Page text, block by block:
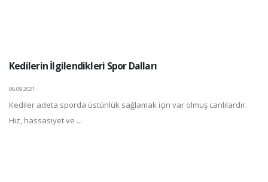
Kedilerin İlgilendikleri Spor Dalları
06.09.2021
Kediler adeta sporda üstünlük sağlamak için var olmuş canlılardır.
Hız, hassasiyet ve ...